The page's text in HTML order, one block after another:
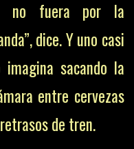
no fuera por la
dice. Y uno casi
imagina sacando la
entre cervezas
de tren.